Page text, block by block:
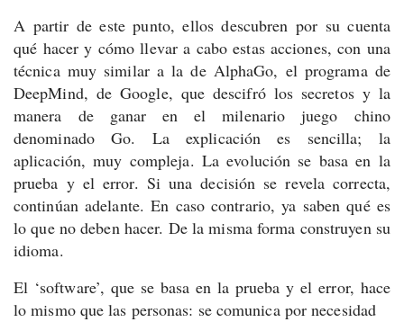
A partir de este punto, ellos descubren por su cuenta
qué hacer y cómo llevar a cabo estas acciones, con una
técnica muy similar a la de AlphaGo, el programa de
DeepMind, de Google, que descifró los secretos y la
manera de ganar en el milenario juego chino
denominado Go. La explicación es sencilla; la
aplicación, muy compleja. La evolución se basa en la
prueba y el error. Si una decisión se revela correcta,
continúan adelante. En caso contrario, ya saben qué es
lo que no deben hacer. De la misma forma construyen su
idioma.
El ‘software’, que se basa en la prueba y el error, hace
lo mismo que las personas: se comunica por necesidad